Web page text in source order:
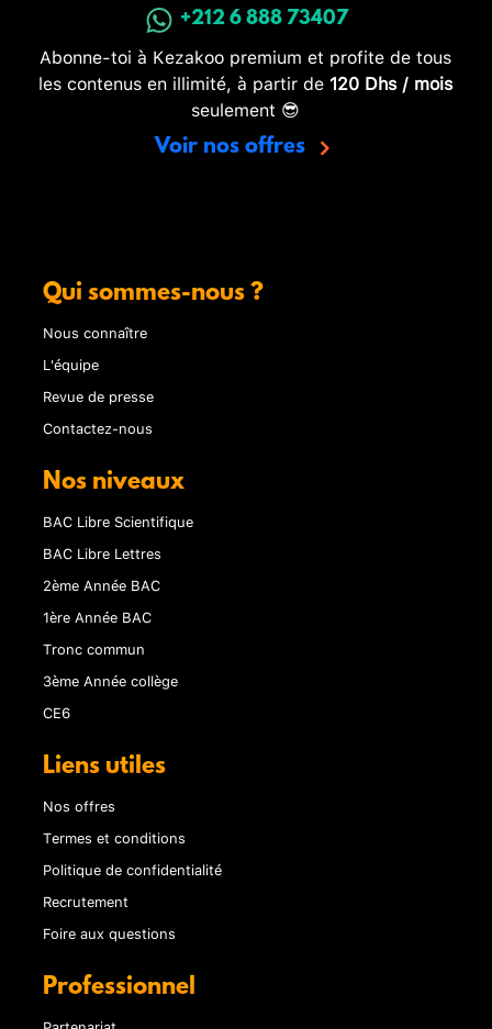
+212 6 888 73407
Abonne-toi à Kezakoo premium et profite de tous
les contenus en illimité, à partir de 120 Dhs / mois
seulement 😎
Voir nos offres
Qui sommes-nous ?
Nous connaître
L'équipe
Revue de presse
Contactez-nous
Nos niveaux
BAC Libre Scientifique
BAC Libre Lettres
2ème Année BAC
1ère Année BAC
Tronc commun
3ème Année collège
CE6
Liens utiles
Nos offres
Termes et conditions
Politique de confidentialité
Recrutement
Foire aux questions
Professionnel